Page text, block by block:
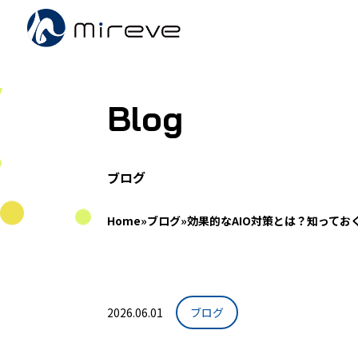
Blog
ブログ
Home»ブログ»効果的なAIO対策とは？知ってお
2026.06.01 ブログ